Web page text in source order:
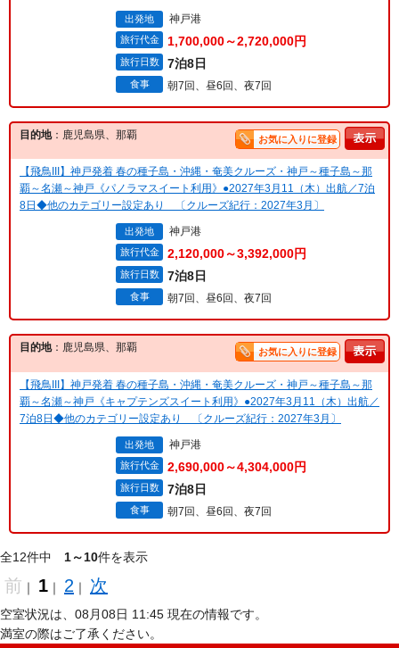
出発地 神戸港
旅行代金 1,700,000～2,720,000円
旅行日数 7泊8日
食事 朝7回、昼6回、夜7回
目的地：鹿児島県、那覇 お気に入りに登録
【飛鳥III】神戸発着 春の種子島・沖縄・奄美クルーズ・神戸～種子島～那
覇～名瀬～神戸《パノラマスイート利用》●2027年3月11（木）出航／7泊
8日◆他のカテゴリー設定あり 〔クルーズ紀行：2027年3月〕
出発地 神戸港
旅行代金 2,120,000～3,392,000円
旅行日数 7泊8日
食事 朝7回、昼6回、夜7回
目的地：鹿児島県、那覇 お気に入りに登録
【飛鳥III】神戸発着 春の種子島・沖縄・奄美クルーズ・神戸～種子島～那
覇～名瀬～神戸《キャプテンズスイート利用》●2027年3月11（木）出航／
7泊8日◆他のカテゴリー設定あり 〔クルーズ紀行：2027年3月〕
出発地 神戸港
旅行代金 2,690,000～4,304,000円
旅行日数 7泊8日
食事 朝7回、昼6回、夜7回
全12件中 1～10件を表示
前 ｜ 1 ｜ 2 ｜ 次
空室状況は、08月08日 11:45 現在の情報です。
満室の際はご了承ください。